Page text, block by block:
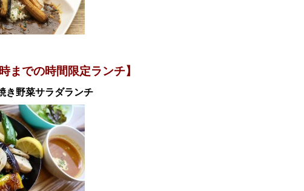
までの時間限定ランチ】
き野菜サラダランチ